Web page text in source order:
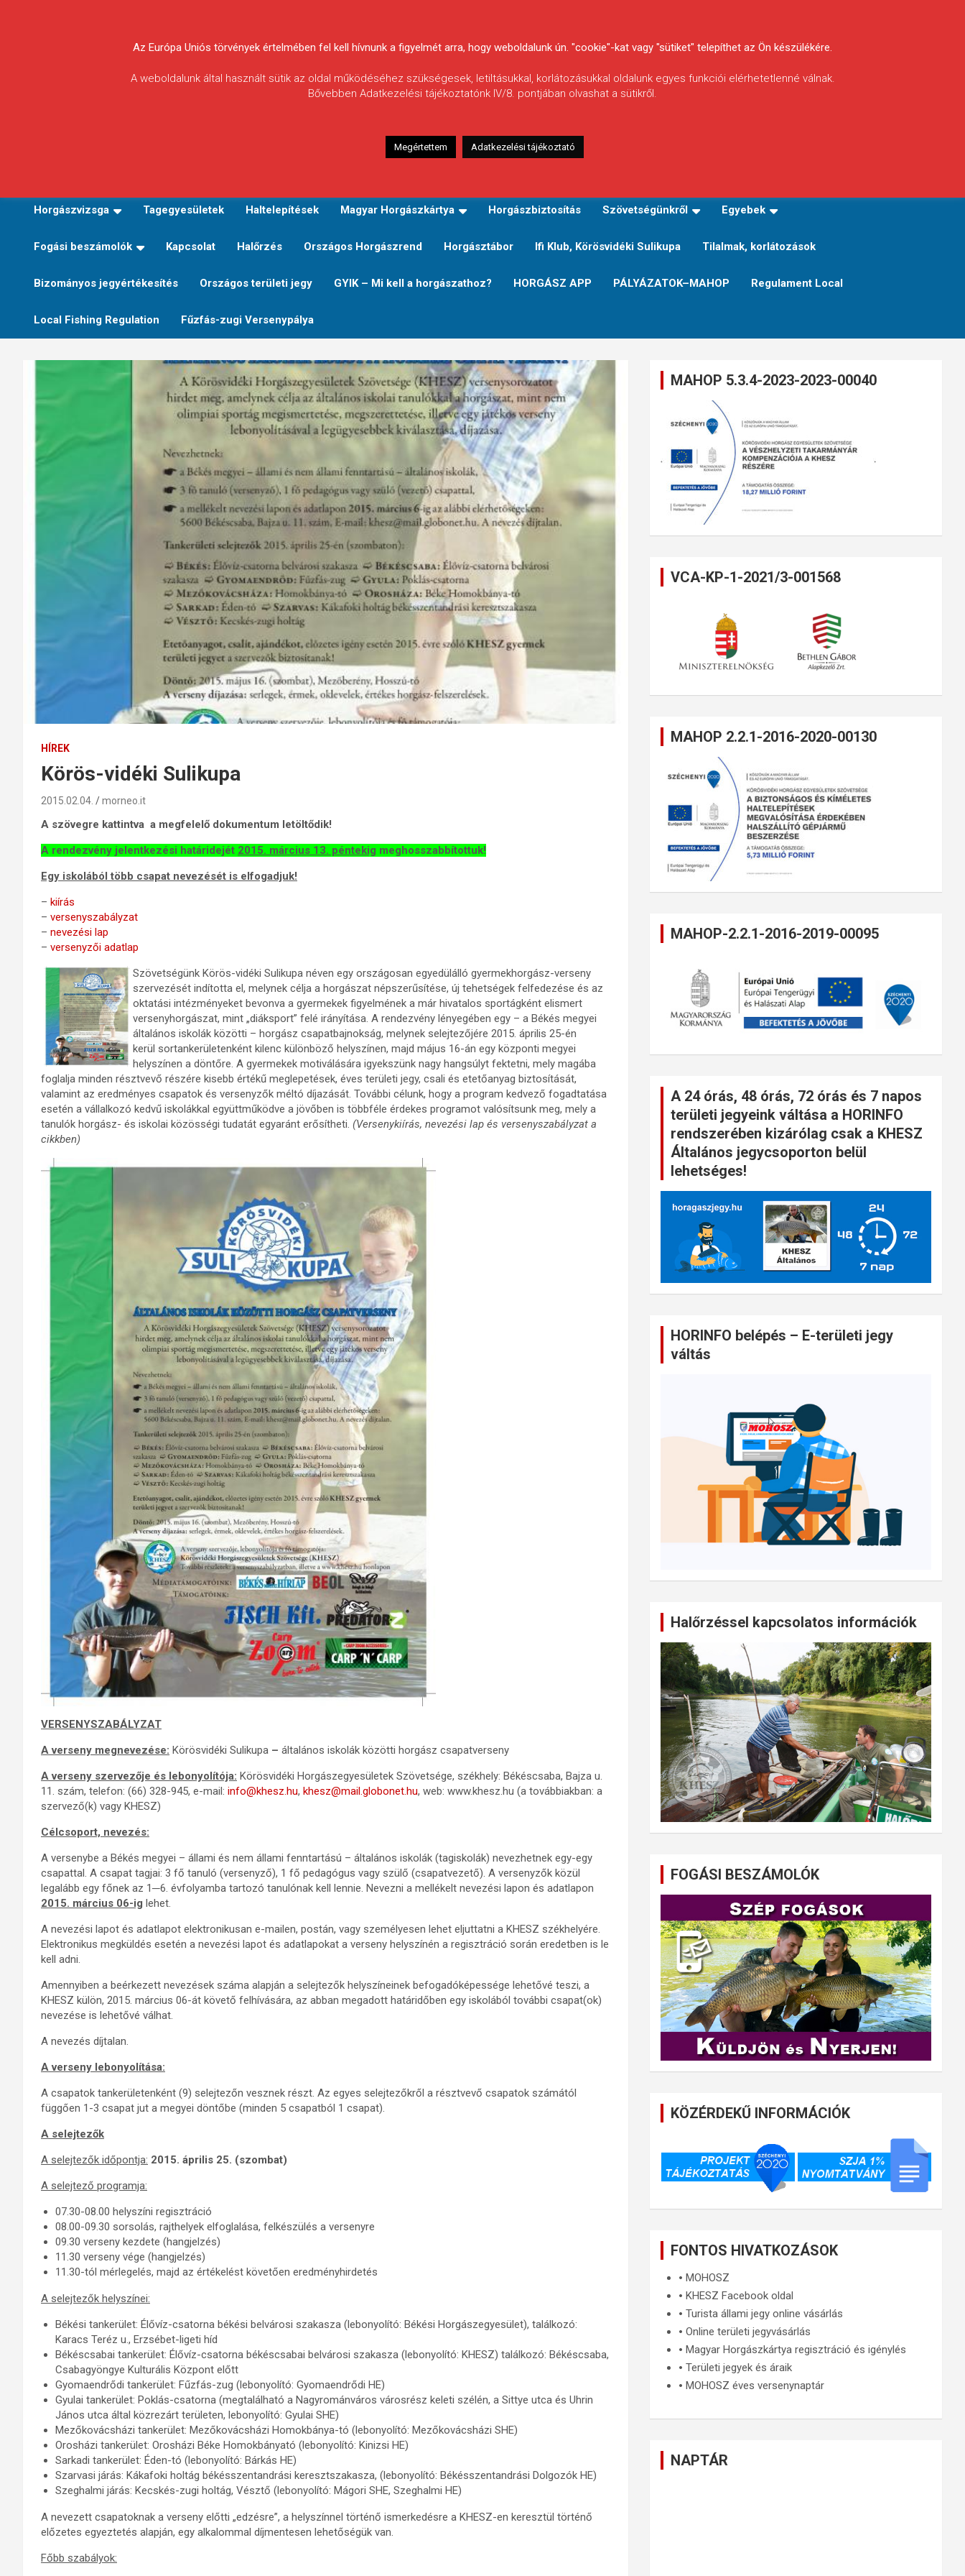
Körösvidéki Horgász
Egyesületek
Horgászvizsga Tagegyesületek Haltelepítések Magyar Horgászkártya Horgászbiztosítás Szövetségünkről Egyebek
Fogási beszámolók Kapcsolat Halőrzés Országos Horgászrend Horgásztábor Ifi Klub, Körösvidéki Sulikupa Tilalmak, korlátozások
Bizományos jegyértékesítés Országos területi jegy GYIK – Mi kell a horgászathoz? HORGÁSZ APP PÁLYÁZATOK–MAHOP Regulament Local
Local Fishing Regulation Fűzfás-zugi Versenypálya
HÍREK
Körös-vidéki Sulikupa
2015.02.04. morneo.it
A szövegre kattintva a megfelelő dokumentum letöltődik!
A rendezvény jelentkezési határidejét 2015. március 13. péntekig meghosszabbítottuk!
Egy iskolából több csapat nevezését is elfogadjuk!
– kiírás
– versenyszabályzat
– nevezési lap
– versenyzői adatlap
Szövetségünk Körös-vidéki Sulikupa néven egy országosan egyedülálló gyermekhorgász-verseny
szervezését indította el, melynek célja a horgászat népszerűsítése, új tehetségek felfedezése és az
oktatási intézményeket bevonva a gyermekek figyelmének a már hivatalos sportágként elismert
versenyhorgászat, mint „diáksport” felé irányítása. A rendezvény lényegében egy – a Békés megyei
általános iskolák közötti – horgász csapatbajnokság, melynek selejtezőjére 2015. április 25-én
kerül sortankerületenként kilenc különböző helyszínen, majd május 16-án egy központi megyei
helyszínen a döntőre. A gyermekek motiválására igyekszünk nagy hangsúlyt fektetni, mely magába
foglalja minden résztvevő részére kisebb értékű meglepetések, éves területi jegy, csali és etetőanyag biztosítását,
valamint az eredményes csapatok és versenyzők méltó díjazását. További célunk, hogy a program kedvező fogadtatása
esetén a vállalkozó kedvű iskolákkal együttműködve a jövőben is többféle érdekes programot valósítsunk meg, mely a
tanulók horgász- és iskolai közösségi tudatát egyaránt erősítheti. (Versenykiírás, nevezési lap és versenyszabályzat a
cikkben)
VERSENYSZABÁLYZAT
A verseny megnevezése: Körösvidéki Sulikupa – általános iskolák közötti horgász csapatverseny
A verseny szervezője és lebonyolítója: Körösvidéki Horgászegyesületek Szövetsége, székhely: Békéscsaba, Bajza u.
11. szám, telefon: (66) 328-945, e-mail: info@khesz.hu, khesz@mail.globonet.hu, web: www.khesz.hu (a továbbiakban: a
szervező(k) vagy KHESZ)
Célcsoport, nevezés:
A versenybe a Békés megyei – állami és nem állami fenntartású – általános iskolák (tagiskolák) nevezhetnek egy-egy
csapattal. A csapat tagjai: 3 fő tanuló (versenyző), 1 fő pedagógus vagy szülő (csapatvezető). A versenyzők közül
legalább egy főnek az 1─6. évfolyamba tartozó tanulónak kell lennie. Nevezni a mellékelt nevezési lapon és adatlapon
2015. március 06-ig lehet.
A nevezési lapot és adatlapot elektronikusan e-mailen, postán, vagy személyesen lehet eljuttatni a KHESZ székhelyére.
Elektronikus megküldés esetén a nevezési lapot és adatlapokat a verseny helyszínén a regisztráció során eredetben is le
kell adni.
Amennyiben a beérkezett nevezések száma alapján a selejtezők helyszíneinek befogadóképessége lehetővé teszi, a
KHESZ külön, 2015. március 06-át követő felhívására, az abban megadott határidőben egy iskolából további csapat(ok)
nevezése is lehetővé válhat.
A nevezés díjtalan.
A verseny lebonyolítása:
A csapatok tankerületenként (9) selejtezőn vesznek részt. Az egyes selejtezőkről a résztvevő csapatok számától
függően 1-3 csapat jut a megyei döntőbe (minden 5 csapatból 1 csapat).
A selejtezők
A selejtezők időpontja: 2015. április 25. (szombat)
A selejtező programja:
07.30-08.00 helyszíni regisztráció
08.00-09.30 sorsolás, rajthelyek elfoglalása, felkészülés a versenyre
09.30 verseny kezdete (hangjelzés)
11.30 verseny vége (hangjelzés)
11.30-tól mérlegelés, majd az értékelést követően eredményhirdetés
A selejtezők helyszínei:
Békési tankerület: Élővíz-csatorna békési belvárosi szakasza (lebonyolító: Békési Horgászegyesület), találkozó:
Karacs Teréz u., Erzsébet-ligeti híd
Békéscsabai tankerület: Élővíz-csatorna békéscsabai belvárosi szakasza (lebonyolító: KHESZ) találkozó: Békéscsaba,
Csabagyöngye Kulturális Központ előtt
Gyomaendrődi tankerület: Fűzfás-zug (lebonyolító: Gyomaendrődi HE)
Gyulai tankerület: Poklás-csatorna (megtalálható a Nagyrománváros városrész keleti szélén, a Sittye utca és Uhrin
János utca által közrezárt területen, lebonyolító: Gyulai SHE)
Mezőkovácsházi tankerület: Mezőkovácsházi Homokbánya-tó (lebonyolító: Mezőkovácsházi SHE)
Orosházi tankerület: Orosházi Béke Homokbányató (lebonyolító: Kinizsi HE)
Sarkadi tankerület: Éden-tó (lebonyolító: Bárkás HE)
Szarvasi járás: Kákafoki holtág békésszentandrási keresztszakasza, (lebonyolító: Békésszentandrási Dolgozók HE)
Szeghalmi járás: Kecskés-zugi holtág, Vésztő (lebonyolító: Mágori SHE, Szeghalmi HE)
A nevezett csapatoknak a verseny előtti „edzésre”, a helyszínnel történő ismerkedésre a KHESZ-en keresztül történő
előzetes egyeztetés alapján, egy alkalommal díjmentesen lehetőségük van.
Főbb szabályok:
MAHOP 5.3.4-2023-2023-00040
VCA-KP-1-2021/3-001568
MAHOP 2.2.1-2016-2020-00130
MAHOP-2.2.1-2016-2019-00095
A 24 órás, 48 órás, 72 órás és 7 napos
területi jegyeink váltása a HORINFO
rendszerében kizárólag csak a KHESZ
Általános jegycsoporton belül
lehetséges!
HORINFO belépés – E-területi jegy
váltás
Halőrzéssel kapcsolatos információk
FOGÁSI BESZÁMOLÓK
KÖZÉRDEKŰ INFORMÁCIÓK
FONTOS HIVATKOZÁSOK
🞄MOHOSZ
🞄KHESZ Facebook oldal
🞄Turista állami jegy online vásárlás
🞄Online területi jegyvásárlás
🞄Magyar Horgászkártya regisztráció és igénylés
🞄Területi jegyek és áraik
🞄MOHOSZ éves versenynaptár
NAPTÁR
Az Európa Uniós törvények értelmében fel kell hívnunk a figyelmét arra, hogy weboldalunk ún. "cookie"-kat vagy "sütiket" telepíthet az Ön készülékére.
A weboldalunk által használt sütik az oldal működéséhez szükségesek, letiltásukkal, korlátozásukkal oldalunk egyes funkciói elérhetetlenné válnak.
Bővebben Adatkezelési tájékoztatónk IV/8. pontjában olvashat a sütikről.
Megértettem Adatkezelési tájékoztató